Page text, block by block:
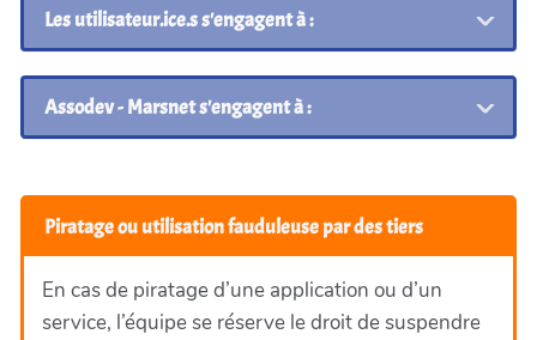
Les utilisateur.ice.s s'engagent à :
Assodev - Marsnet s'engagent à :
Piratage ou utilisation fauduleuse par des tiers
En cas de piratage d’une application ou d’un
service, l’équipe se réserve le droit de suspendre